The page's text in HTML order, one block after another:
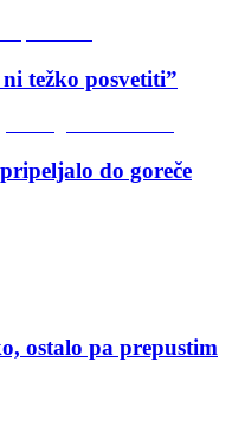
težko posvetiti”
do goreče
ostalo pa prepustim